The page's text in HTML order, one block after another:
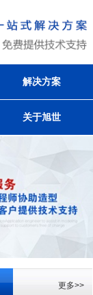
解决方案
关于旭世
更多>>